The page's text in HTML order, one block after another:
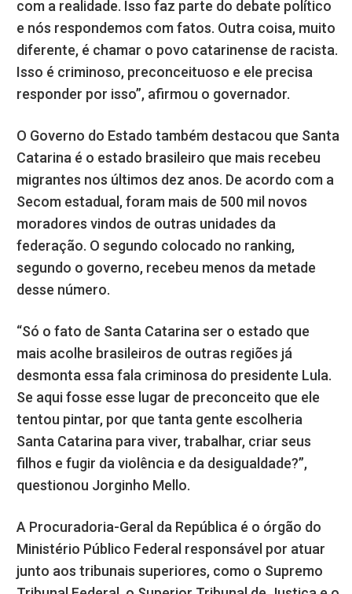
com a realidade. Isso faz parte do debate político
e nós respondemos com fatos. Outra coisa, muito
diferente, é chamar o povo catarinense de racista.
Isso é criminoso, preconceituoso e ele precisa
responder por isso”, afirmou o governador.
O Governo do Estado também destacou que Santa
Catarina é o estado brasileiro que mais recebeu
migrantes nos últimos dez anos. De acordo com a
Secom estadual, foram mais de 500 mil novos
moradores vindos de outras unidades da
federação. O segundo colocado no ranking,
segundo o governo, recebeu menos da metade
desse número.
“Só o fato de Santa Catarina ser o estado que
mais acolhe brasileiros de outras regiões já
desmonta essa fala criminosa do presidente Lula.
Se aqui fosse esse lugar de preconceito que ele
tentou pintar, por que tanta gente escolheria
Santa Catarina para viver, trabalhar, criar seus
filhos e fugir da violência e da desigualdade?”,
questionou Jorginho Mello.
A Procuradoria-Geral da República é o órgão do
Ministério Público Federal responsável por atuar
junto aos tribunais superiores, como o Supremo